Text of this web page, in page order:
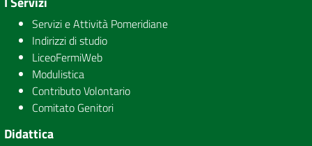
Servizi e Attività Pomeridiane
Indirizzi di studio
LiceoFermiWeb
Modulistica
Contributo Volontario
Comitato Genitori
Didattica